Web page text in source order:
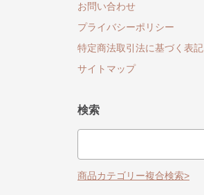
お問い合わせ
プライバシーポリシー
特定商法取引法に基づく表記
サイトマップ
検索
商品カテゴリー複合検索>